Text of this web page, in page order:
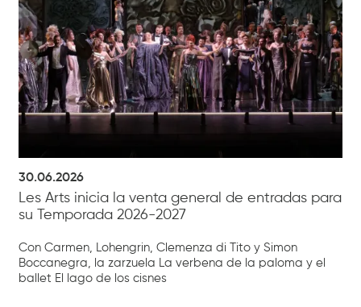
30.06.2026
Les Arts inicia la venta general de entradas para
su Temporada 2026-2027
Con Carmen, Lohengrin, Clemenza di Tito y Simon
Boccanegra, la zarzuela La verbena de la paloma y el
ballet El lago de los cisnes